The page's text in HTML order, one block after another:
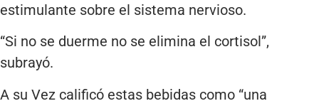
estimulante sobre el sistema nervioso.
“Si no se duerme no se elimina el cortisol”,
subrayó.
A su Vez calificó estas bebidas como “una